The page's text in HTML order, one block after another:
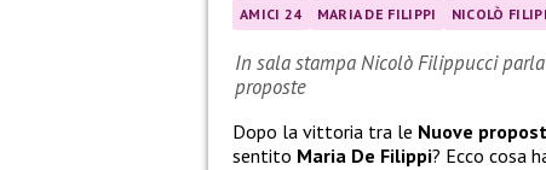
AMICI 24 MARIA DE FILIPPI NICOLÒ
In sala stampa Nicolò Filippucci
proposte
Dopo la vittoria tra le Nuove
sentito Maria De Filippi? Ecco cosa